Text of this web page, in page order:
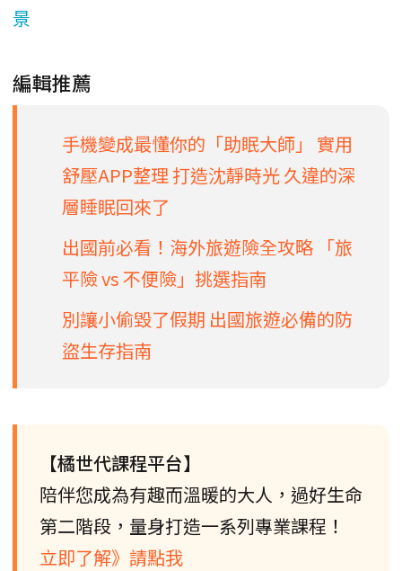
景
編輯推薦
手機變成最懂你的「助眠大師」 實用
舒壓APP整理 打造沈靜時光 久違的深
層睡眠回來了
出國前必看！海外旅遊險全攻略 「旅
平險 vs 不便險」挑選指南
別讓小偷毀了假期 出國旅遊必備的防
盜生存指南
【橘世代課程平台】
陪伴您成為有趣而溫暖的大人，過好生命
第二階段，量身打造一系列專業課程！
立即了解》請點我